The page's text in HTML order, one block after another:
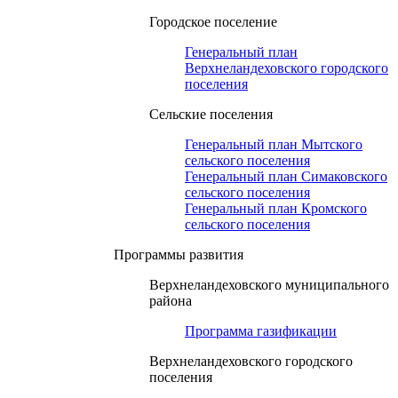
Городское поселение
Генеральный план
Верхнеландеховского городского
поселения
Сельские поселения
Генеральный план Мытского
сельского поселения
Генеральный план Симаковского
сельского поселения
Генеральный план Кромского
сельского поселения
Программы развития
Верхнеландеховского муниципального
района
Программа газификации
Верхнеландеховского городского
поселения